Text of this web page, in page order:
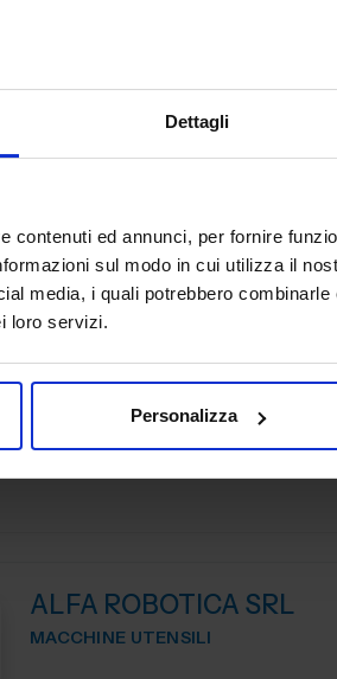
Dettagli
contenuti ed annunci, per fornire
sul modo in cui utilizza il
media, i quali potrebbero
loro servizi.
Personalizza
SUBFORNITURA MECCANICA
Dal 2005, AL. EA è un punto di
manifatturiera industriale, offrendo
Padiglione:
Pad. 26Stand:
MATERIALI NON FERROSI E LEGHE
ALFA ROBOTICA SRL
MACCHINE UTENSILI